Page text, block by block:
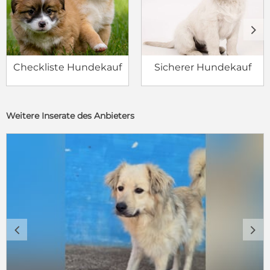
Checkliste Hundekauf Sicherer Hundekauf
c d
Weitere Inserate des Anbieters
c d